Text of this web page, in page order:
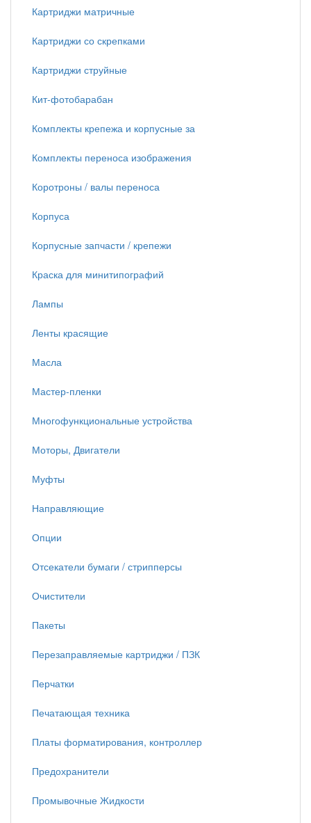
Картриджи матричные
Картриджи со скрепками
Картриджи струйные
Кит-фотобарабан
Комплекты крепежа и корпусные за
Комплекты переноса изображения
Коротроны / валы переноса
Корпуса
Корпусные запчасти / крепежи
Краска для минитипографий
Лампы
Ленты красящие
Масла
Мастер-пленки
Многофункциональные устройства
Моторы, Двигатели
Муфты
Направляющие
Опции
Отсекатели бумаги / стрипперсы
Очистители
Пакеты
Перезаправляемые картриджи / ПЗК
Перчатки
Печатающая техника
Платы форматирования, контроллер
Предохранители
Промывочные Жидкости